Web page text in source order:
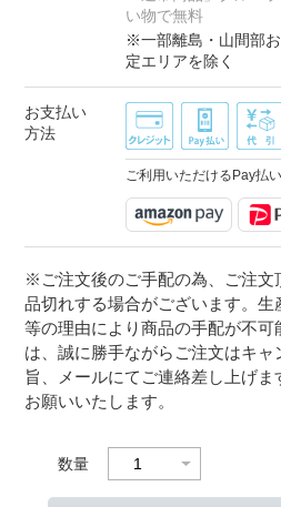
い物で無料
※一部離島・山間部
定エリアを除く
お支払い
方法
ご利用いただけるPay払い
※ご注文後のご手配の為、ご注文
品切れする場合がございます。生
等の理由により商品の手配が不可
は、誠に勝手ながらご注文はキャ
旨、メールにてご連絡差し上げ
お願いいたします。
数量